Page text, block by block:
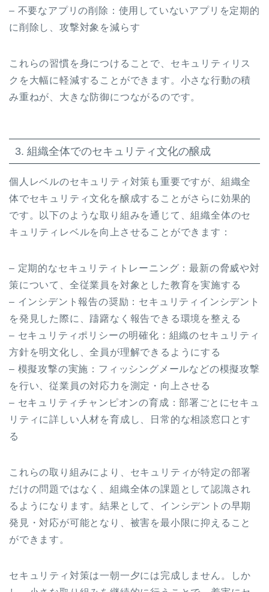
– 不要なアプリの削除：使用していないアプリを定期的
に削除し、攻撃対象を減らす
これらの習慣を身につけることで、セキュリティリス
クを大幅に軽減することができます。小さな行動の積
み重ねが、大きな防御につながるのです。
3. 組織全体でのセキュリティ文化の醸成
個人レベルのセキュリティ対策も重要ですが、組織全
体でセキュリティ文化を醸成することがさらに効果的
です。以下のような取り組みを通じて、組織全体のセ
キュリティレベルを向上させることができます：
– 定期的なセキュリティトレーニング：最新の脅威や対
策について、全従業員を対象とした教育を実施する
– インシデント報告の奨励：セキュリティインシデント
を発見した際に、躊躇なく報告できる環境を整える
– セキュリティポリシーの明確化：組織のセキュリティ
方針を明文化し、全員が理解できるようにする
– 模擬攻撃の実施：フィッシングメールなどの模擬攻撃
を行い、従業員の対応力を測定・向上させる
– セキュリティチャンピオンの育成：部署ごとにセキュ
リティに詳しい人材を育成し、日常的な相談窓口とす
る
これらの取り組みにより、セキュリティが特定の部署
だけの問題ではなく、組織全体の課題として認識され
るようになります。結果として、インシデントの早期
発見・対応が可能となり、被害を最小限に抑えること
ができます。
セキュリティ対策は一朝一夕には完成しません。しか